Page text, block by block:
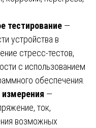
тестирование —
устройства в
стресс-тестов,
с использованием
обеспечения.
—
ток,
возможных